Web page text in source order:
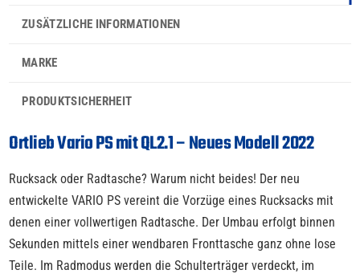
ZUSÄTZLICHE INFORMATIONEN
MARKE
PRODUKTSICHERHEIT
Ortlieb Vario PS mit QL2.1 – Neues Modell 2022
Rucksack oder Radtasche? Warum nicht beides! Der neu
entwickelte VARIO PS vereint die Vorzüge eines Rucksacks mit
denen einer vollwertigen Radtasche. Der Umbau erfolgt binnen
Sekunden mittels einer wendbaren Fronttasche ganz ohne lose
Teile. Im Radmodus werden die Schulterträger verdeckt, im